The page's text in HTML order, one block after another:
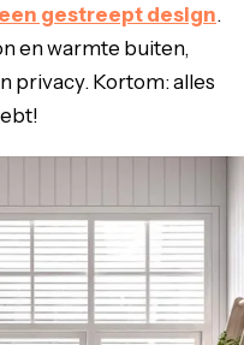
gestreept design.
en warmte buiten,
privacy. Kortom: alles